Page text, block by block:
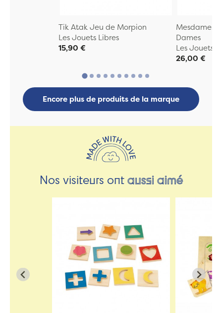
Tik Atak Jeu de Morpion
Les Jouets Libres
15,90 €
Mesdames
Dames
Les Jouets
26,00 €
Encore plus de produits de la marque
Nos visiteurs ontaussi aimé